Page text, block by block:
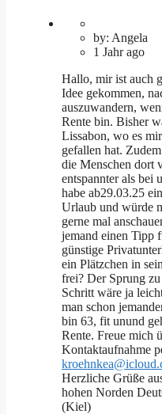
by: Angela
1 Jahr ago
Hallo, mir ist auch
Idee gekommen,
auszuwandern,
Rente bin. Bisher
Lissabon, wo es
gefallen hat.
die Menschen dort
entspannter als bei
habe ab29.03.25
Urlaub und würde
gerne mal
jemand einen Tipp
günstige
ein Plätzchen in
frei? Der Sprung
Schritt wäre ja
man schon
bin 63, fit unund
Rente. Freue mich
Kontaktaufnahme
Herzliche Grüße
hohen Norden
(Kiel)